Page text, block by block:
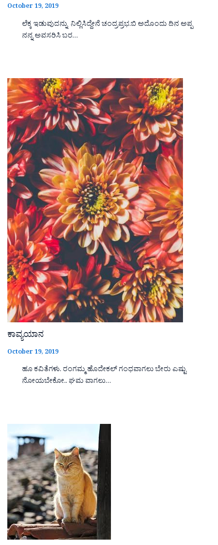
October 19, 2019
ಲೆಕ್ಕ ಇಡುವುದನ್ನು ನಿಲ್ಲಿಸಿದ್ದೇನೆ ಚಂದ್ರಪ್ರಭ.ಬಿ ಅದೊಂದು ದಿನ ಅಪ್ಪ
ನನ್ನ ಅವಸರಿಸಿ ಬರ…
ಕಾವ್ಯಯಾನ
October 19, 2019
ಹೂ ಕವಿತೆಗಳು. ರಂಗಮ್ಮ ಹೊದೇಕಲ್ ಗಂಧವಾಗಲು ಬೇರು ಎಷ್ಟು
ನೋಯಬೇಕೋ.. ಘಮ ವಾಗಲು…